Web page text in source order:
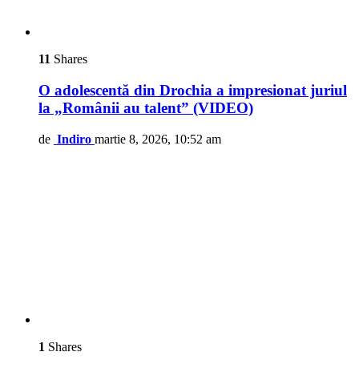
11 Shares
O adolescentă din Drochia a impresionat juriul
la „Românii au talent” (VIDEO)
de Indiro martie 8, 2026, 10:52 am
1 Shares